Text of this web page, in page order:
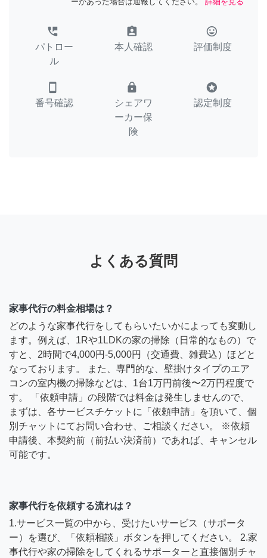
perm_phone_msg
パトロー
ル
assignment_ind
本人確認
tag_faces
評価制度
smartphone
番号確認
lock
シェアワ
ーカー保
険
stars
認定制度
よくある質問
家事代行の料金相場は？
どのような家事代行をしてもらいたいかによっても変動し
ます。例えば、1Rや1LDKの家の掃除（日常的なもの）で
すと、2時間で4,000円-5,000円（交通費、雑費込）ほどと
なっております。 また、専門的な、壁掛けタイプのエア
コンの室内機の掃除などは、1台1万円前後〜2万円程度で
す。 「依頼申請」の段階では料金は発生しませんので、
まずは、各サービスチケットに「依頼申請」を頂いて、個
別チャットにてお問い合わせ、ご相談ください。 ※依頼
申請後、本契約前（前払い決済前）であれば、キャンセル
可能です。
家事代行を依頼する流れは？
1.サービス一覧の中から、受けたいサービス（サポータ
ー）を選び、「依頼相談」ボタンを押してください。 2.家
事代行や家の掃除をしてくれるサポーターと直接個別チャ